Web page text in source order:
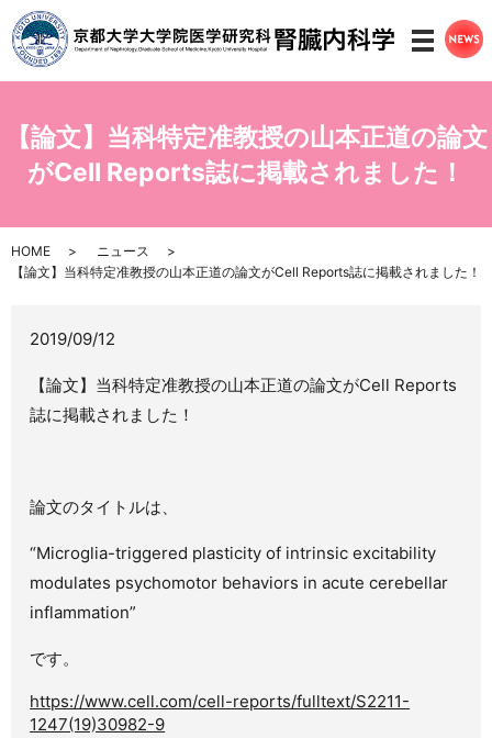
メニ
【論文】当科特定准教授の山本正道の論文
がCell Reports誌に掲載されました！
HOME
ニュース
【論文】当科特定准教授の山本正道の論文がCell Reports誌に掲載されました！
2019/09/12
【論文】当科特定准教授の山本正道の論文がCell Reports
誌に掲載されました！
論文のタイトルは、
“Microglia-triggered plasticity of intrinsic excitability
modulates psychomotor behaviors in acute cerebellar
inflammation”
です。
https://www.cell.com/cell-reports/fulltext/S2211-
1247(19)30982-9